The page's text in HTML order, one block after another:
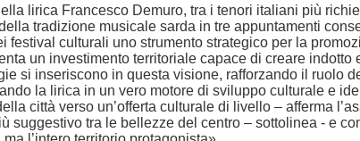
lirica Francesco Demuro, tra i tenori italiani più
tradizione musicale sarda in tre appuntamenti
culturali uno strumento strategico per la
un investimento territoriale capace di creare
si inseriscono in questa visione, rafforzando il ruolo
la lirica in un vero motore di sviluppo culturale e
città verso un’offerta culturale di livello – afferma
tra le bellezze del centro – sottolinea - e